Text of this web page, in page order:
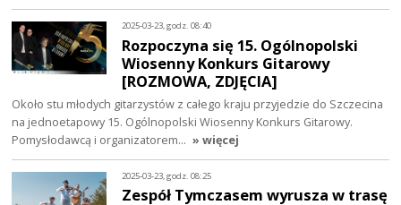
2025-03-23, godz. 08:40
Rozpoczyna się 15. Ogólnopolski
Wiosenny Konkurs Gitarowy
[ROZMOWA, ZDJĘCIA]
Około stu młodych gitarzystów z całego kraju przyjedzie do Szczecina
na jednoetapowy 15. Ogólnopolski Wiosenny Konkurs Gitarowy.
Pomysłodawcą i organizatorem… » więcej
2025-03-23, godz. 08:25
Zespół Tymczasem wyrusza w trasę